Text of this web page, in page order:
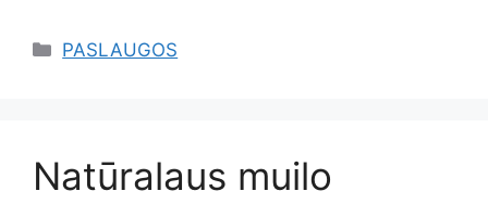
Kategorijos
PASLAUGOS
Natūralaus muilo